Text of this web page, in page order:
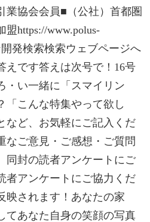
業協会会員■（公社）首都圏
https://www.polus-
発検索検索ウェブページへ
えです答えは次号で！16号
・い一緒に「スマイリン
「こんな特集やって欲し
など、お気軽にご記入くだ
なご意見・ご感想・ご質問
同封の読者アンケートにご
者アンケートにご協力くだ
映されます！あなたの家
てあなた自身の笑顔の写真